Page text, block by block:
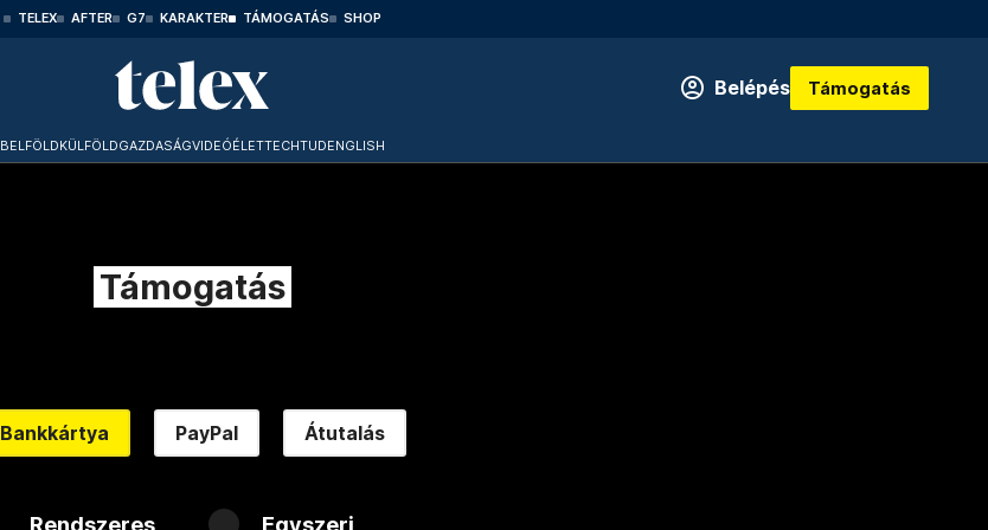
TELEX AFTER G7 KARAKTER TÁMOGATÁS SHOP
Belépés Támogatás
BELFÖLDKÜLFÖLDGAZDASÁGVIDEÓÉLETTECHTUDENGLISH
Támogatás
Bankkártya PayPal Átutalás
Rendszeres Egyszeri